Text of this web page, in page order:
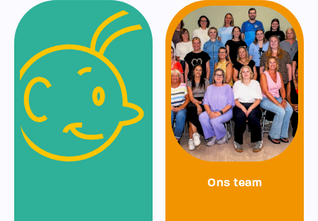
Ons team